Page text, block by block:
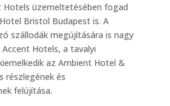
Hotels üzemeltetésében fogad
Bristol Budapest is. A
szállodák megújítására is nagy
Hotels, a tavalyi
az Ambient Hotel &
részlegének és
felújítása.